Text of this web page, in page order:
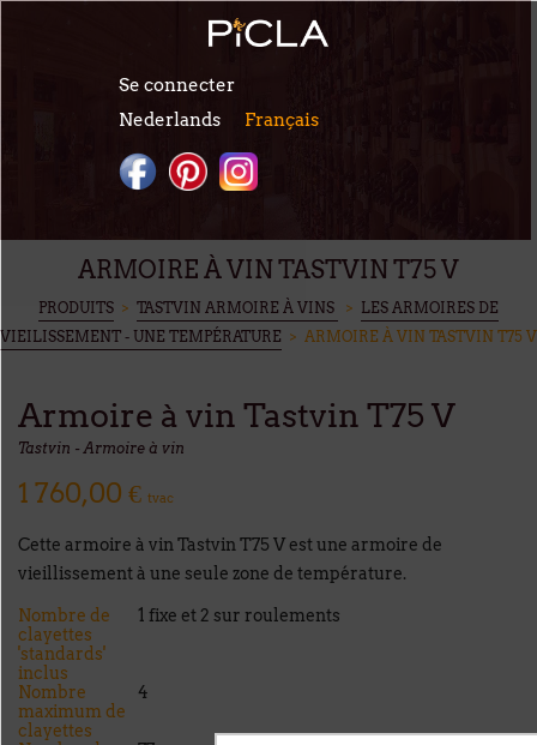
Se connecter
Nederlands
Français
ARMOIRE À VIN TASTVIN T75 V
VOUS ÊTES ICI
PRODUITS > TASTVIN ARMOIRE À VINS > LES ARMOIRES DE
VIEILISSEMENT - UNE TEMPÉRATURE > ARMOIRE À VIN TASTVIN T75 V
Armoire à vin Tastvin T75 V
Tastvin - Armoire à vin
1 760,00 € tvac
Cette armoire à vin Tastvin T75 V est une armoire de
vieillissement à une seule zone de température.
Nombre de
clayettes
'standards'
inclus
1 fixe et 2 sur roulements
Nombre
maximum de
clayettes
4